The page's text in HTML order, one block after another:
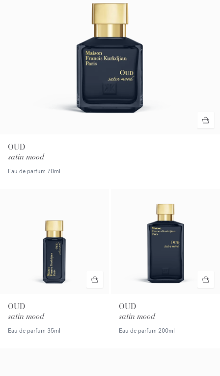
OUD
satin mood
Eau de parfum 70ml
OUD
satin mood
Eau de parfum 35ml
OUD
satin mood
Eau de parfum 200ml